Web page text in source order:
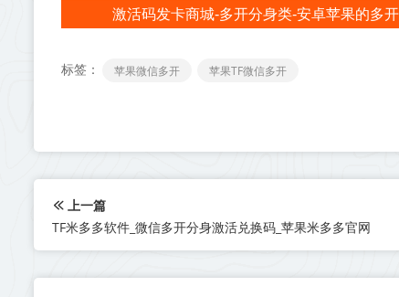
激活码发卡商城-多开分身类-安卓苹果的多
标签： 苹果微信多开 苹果TF微信多开
上一篇
TF米多多软件_微信多开分身激活兑换码_苹果米多多官网